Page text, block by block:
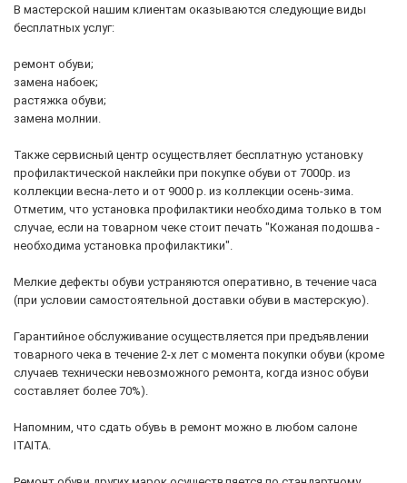
В мастерской нашим клиентам оказываются следующие виды
бесплатных услуг:
ремонт обуви;
замена набоек;
растяжка обуви;
замена молнии.
Также сервисный центр осуществляет бесплатную установку
профилактической наклейки при покупке обуви от 7000р. из
коллекции весна-лето и от 9000 р. из коллекции осень-зима.
Отметим, что установка профилактики необходима только в том
случае, если на товарном чеке стоит печать "Кожаная подошва -
необходима установка профилактики".
Мелкие дефекты обуви устраняются оперативно, в течение часа
(при условии самостоятельной доставки обуви в мастерскую).
Гарантийное обслуживание осуществляется при предъявлении
товарного чека в течение 2-х лет с момента покупки обуви (кроме
случаев технически невозможного ремонта, когда износ обуви
составляет более 70%).
Напомним, что сдать обувь в ремонт можно в любом салоне
ITAITA.